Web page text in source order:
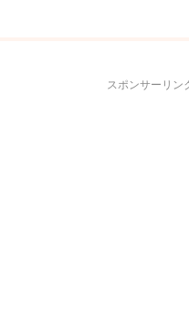
スポンサーリン